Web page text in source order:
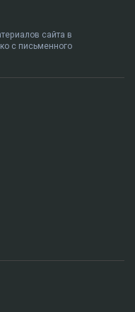
сайта в
с письменного